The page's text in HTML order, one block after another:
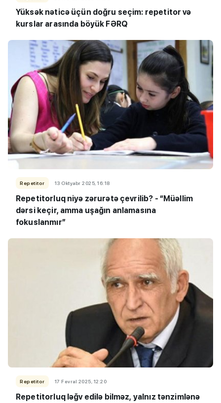
Yüksək nəticə üçün doğru seçim: repetitor və
kurslar arasında böyük FƏRQ
Repetitor 13 Oktyabr 2025, 16:18
Repetitorluq niyə zərurətə çevrilib? - “Müəllim
dərsi keçir, amma uşağın anlamasına
fokuslanmır”
Repetitor 17 Fevral 2025, 12:20
Repetitorluq ləğv edilə bilməz, yalnız tənzimlənə